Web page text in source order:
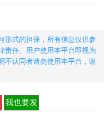
形式的担保，所有信息仅供参
责任。用户使用本平台即视为
不认同者请勿使用本平台，谢
我也要发